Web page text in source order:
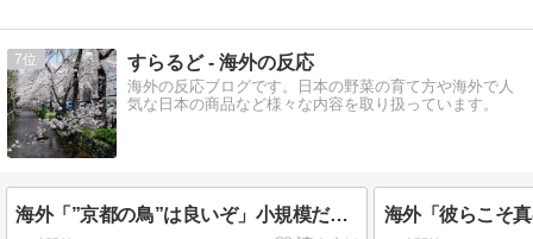
7 すらるど - 海外の反応
海外の反応ブログです。日本の野菜の育て方や海外で人
気な日本の商品など様々な内容を取り扱っています。
海外「”京都の鳥”は良いぞ」小規模だけどお勧めな日本の観光名所／お店に対する海外の反応